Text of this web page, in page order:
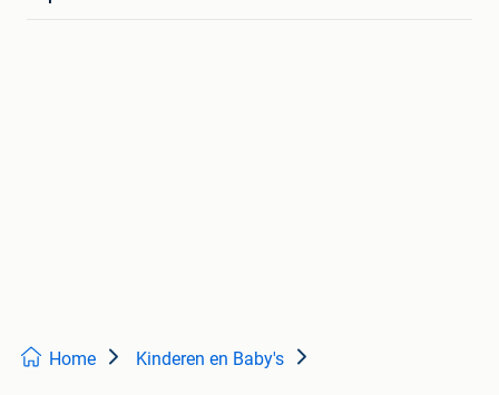
Home Kinderen en Baby's